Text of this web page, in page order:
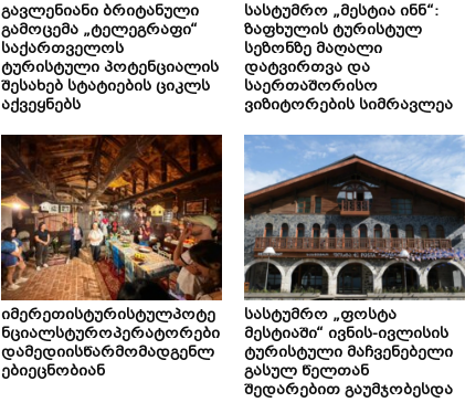
გავლენიანი ბრიტანული
გამოცემა „ტელეგრაფი“
საქართველოს
ტურისტული პოტენციალის
შესახებ სტატიების ციკლს
აქვეყნებს
სასტუმრო „მესტია ინნ“:
ზაფხულის ტურისტულ
სეზონზე მაღალი
დატვირთვა და
საერთაშორისო
ვიზიტორების სიმრავლეა
იმერეთისტურისტულპოტე
ნციალსტუროპერატორები
დამედიისწარმომადგენლ
ებიეცნობიან
სასტუმრო „ფოსტა
მესტიაში“ ივნის-ივლისის
ტურისტული მაჩვენებელი
გასულ წელთან
შედარებით გაუმჯობესდა